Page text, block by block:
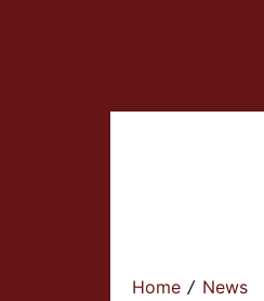
Home / News